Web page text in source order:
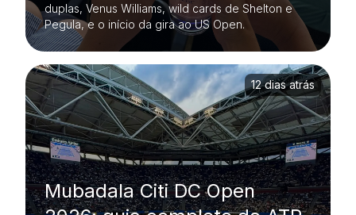
duplas, Venus Williams, wild cards de Shelton e
Pegula, e o início da gira ao US Open.
Mubadala Citi DC Open
12 dias atrás